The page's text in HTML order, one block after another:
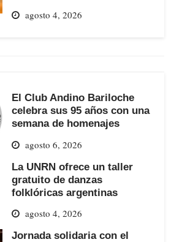
agosto 4, 2026
El Club Andino Bariloche
celebra sus 95 años con una
semana de homenajes
agosto 6, 2026
La UNRN ofrece un taller
gratuito de danzas
folklóricas argentinas
agosto 4, 2026
Jornada solidaria con el